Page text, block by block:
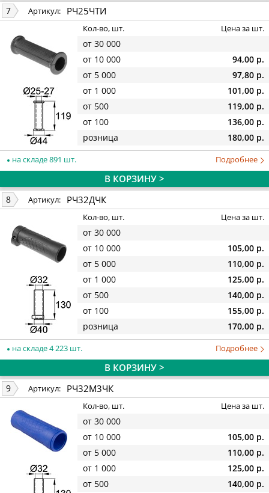
7 Артикул: РЧ25ЧТИ
Кол-во, шт. Цена за шт.
от 30 000
от 10 000
94,00 р.
от 5 000
97,80 р.
от 1 000
101,00 р.
от 500
119,00 р.
от 100
136,00 р.
розница
180,00 р.
на складе 891 шт. Подробнее
В КОРЗИНУ >
8 Артикул: РЧ32ДЧК
Кол-во, шт. Цена за шт.
от 30 000
от 10 000
105,00 р.
от 5 000
110,00 р.
от 1 000
125,00 р.
от 500
140,00 р.
от 100
155,00 р.
розница
170,00 р.
на складе 4 223 шт. Подробнее
В КОРЗИНУ >
9 Артикул: РЧ32М3ЧК
Кол-во, шт. Цена за шт.
от 30 000
от 10 000
105,00 р.
от 5 000
110,00 р.
от 1 000
125,00 р.
от 500
140,00 р.